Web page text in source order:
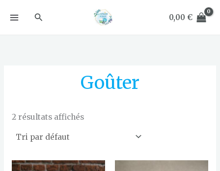
Rechercher 0,00 €
Goûter
2 résultats affichés